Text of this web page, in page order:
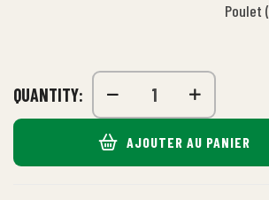
Poulet (
QUANTITY:
AJOUTER AU PANIER